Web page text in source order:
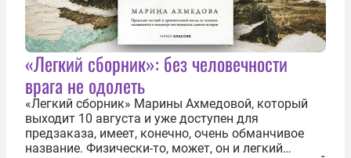
«Легкий сборник»: без человечности
врага не одолеть
«Легкий сборник» Марины Ахмедовой, который
выходит 10 августа и уже доступен для
предзаказа, имеет, конечно, очень обманчивое
название. Физически-то, может, он и легкий